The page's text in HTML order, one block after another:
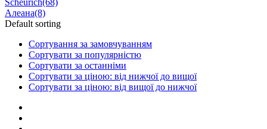
Алеана(8)
Default sorting
Сортування за замовчуванням
Сортувати за популярністю
Сортувати за останніми
Сортувати за ціною: від нижчої до вищої
Сортувати за ціною: від вищої до нижчої